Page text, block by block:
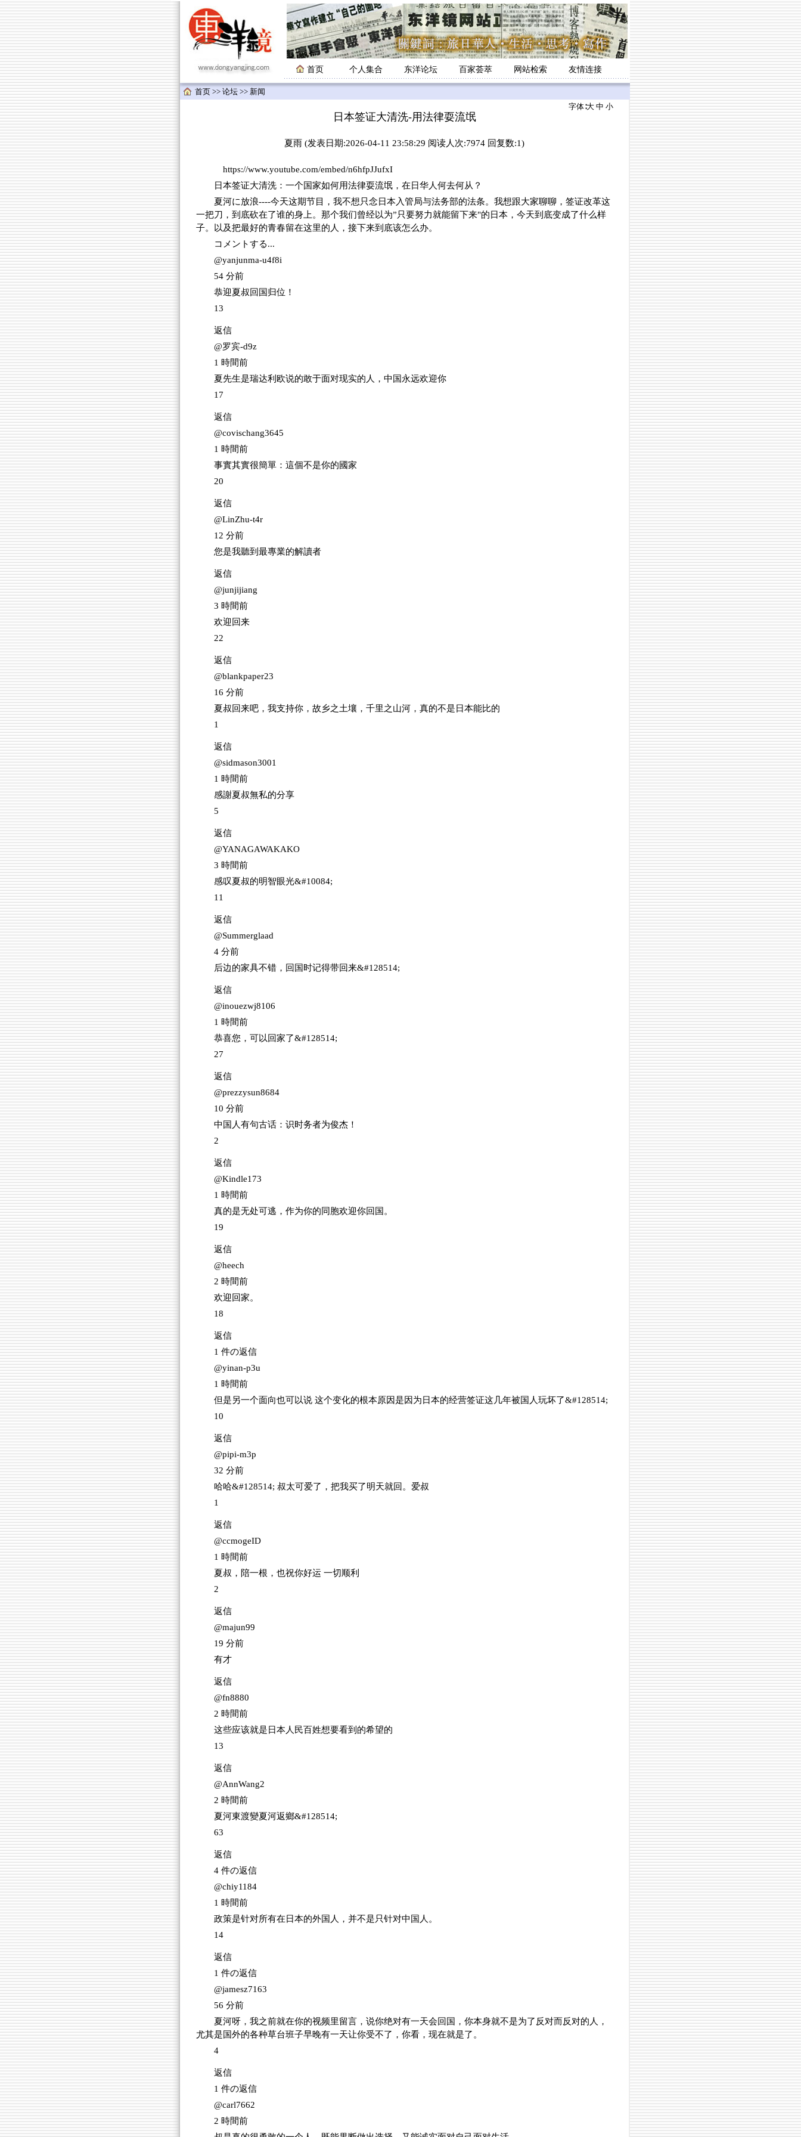
首页 个人集合 东洋论坛 百家荟萃 网站检索 友情连接
首页 >> 论坛 >> 新闻
字体∶大 中 小
日本签证大清洗-用法律耍流氓
夏雨 (发表日期:2026-04-11 23:58:29 阅读人次:7974 回复数:1)
https://www.youtube.com/embed/n6hfpJJufxI
日本签证大清洗：一个国家如何用法律耍流氓，在日华人何去何从？
夏河に放浪----今天这期节目，我不想只念日本入管局与法务部的法条。我想跟大家聊聊，签证改革这
一把刀，到底砍在了谁的身上。那个我们曾经以为”只要努力就能留下来"的日本，今天到底变成了什么样
子。以及把最好的青春留在这里的人，接下来到底该怎么办。
コメントする...
@yanjunma-u4f8i
54 分前
恭迎夏叔回国归位！
13
返信
@罗宾-d9z
1 時間前
夏先生是瑞达利欧说的敢于面对现实的人，中国永远欢迎你
17
返信
@covischang3645
1 時間前
事實其實很簡單：這個不是你的國家
20
返信
@LinZhu-t4r
12 分前
您是我聽到最專業的解讀者
返信
@junjijiang
3 時間前
欢迎回来
22
返信
@blankpaper23
16 分前
夏叔回来吧，我支持你，故乡之土壤，千里之山河，真的不是日本能比的
1
返信
@sidmason3001
1 時間前
感謝夏叔無私的分享
5
返信
@YANAGAWAKAKO
3 時間前
感叹夏叔的明智眼光&#10084;
11
返信
@Summerglaad
4 分前
后边的家具不错，回国时记得带回来&#128514;
返信
@inouezwj8106
1 時間前
恭喜您，可以回家了&#128514;
27
返信
@prezzysun8684
10 分前
中国人有句古话：识时务者为俊杰！
2
返信
@Kindle173
1 時間前
真的是无处可逃，作为你的同胞欢迎你回国。
19
返信
@heech
2 時間前
欢迎回家。
18
返信
1 件の返信
@yinan-p3u
1 時間前
但是另一个面向也可以说 这个变化的根本原因是因为日本的经营签证这几年被国人玩坏了&#128514;
10
返信
@pipi-m3p
32 分前
哈哈&#128514; 叔太可爱了，把我买了明天就回。爱叔
1
返信
@ccmogeID
1 時間前
夏叔，陪一根，也祝你好运 一切顺利
2
返信
@majun99
19 分前
有才
返信
@fn8880
2 時間前
这些应该就是日本人民百姓想要看到的希望的
13
返信
@AnnWang2
2 時間前
夏河東渡變夏河返鄉&#128514;
63
返信
4 件の返信
@chiy1184
1 時間前
政策是针对所有在日本的外国人，并不是只针对中国人。
14
返信
1 件の返信
@jamesz7163
56 分前
夏河呀，我之前就在你的视频里留言，说你绝对有一天会回国，你本身就不是为了反对而反对的人，
尤其是国外的各种草台班子早晚有一天让你受不了，你看，现在就是了。
4
返信
1 件の返信
@carl7662
2 時間前